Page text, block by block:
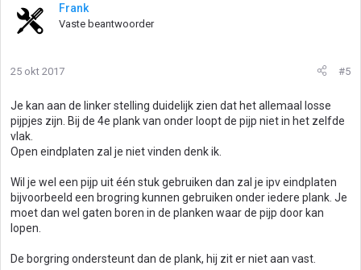
Frank
Vaste beantwoorder
25 okt 2017 #5
Je kan aan de linker stelling duidelijk zien dat het allemaal losse
pijpjes zijn. Bij de 4e plank van onder loopt de pijp niet in het zelfde
vlak.
Open eindplaten zal je niet vinden denk ik.
Wil je wel een pijp uit één stuk gebruiken dan zal je ipv eindplaten
bijvoorbeeld een brogring kunnen gebruiken onder iedere plank. Je
moet dan wel gaten boren in de planken waar de pijp door kan
lopen.
De borgring ondersteunt dan de plank, hij zit er niet aan vast.